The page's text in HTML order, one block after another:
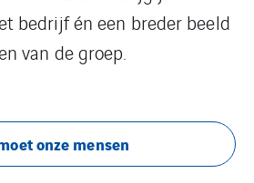
bedrijf én een breder beeld
van de groep.
onze mensen